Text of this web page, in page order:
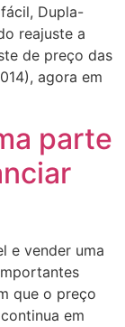
Dupla-
reajuste a
de preço das
agora em
parte
e vender uma
que o preço
em